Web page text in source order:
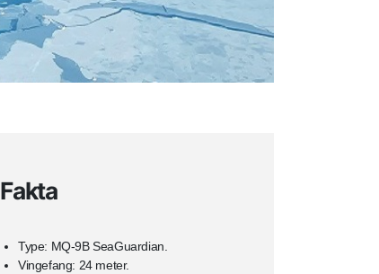
Fakta
Type: MQ-9B SeaGuardian.
Vingefang: 24 meter.